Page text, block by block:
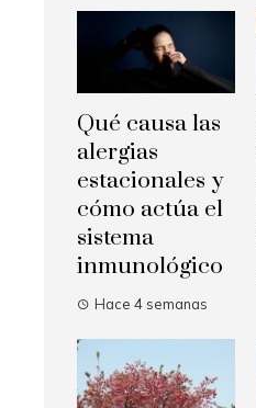
Qué causa las
alergias
estacionales y
cómo actúa el
sistema
inmunológico
Hace 4 semanas